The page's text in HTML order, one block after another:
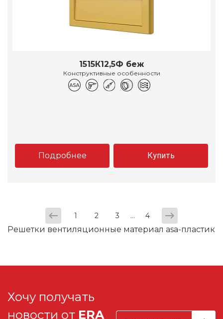
1515К12,5Ф беж
Конструктивные особенности
Подробнее Купить
1 2 3 ... 4
Решетки вентиляционные материал asa-пластик
Хочу получать
новости от ERA